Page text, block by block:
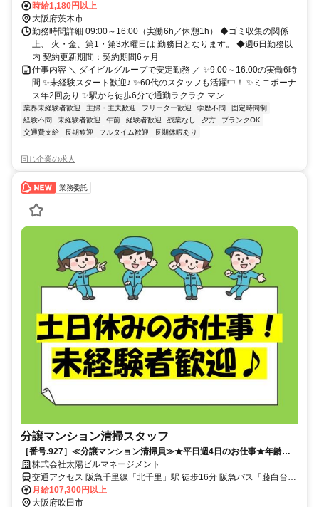
時給1,180円以上
大阪府茨木市
勤務時間詳細 09:00～16:00（実働6h／休憩1h） ◆ゴミ収集の関係
上、 火・金、第1・第3水曜日は 勤務日となります。 ◆週6日勤務以
内 契約更新期間：契約期間6ヶ月
仕事内容 ＼ ダイビルグループで安定勤務 ／ ✨9:00～16:00の実働6時
間 ✨未経験スタート歓迎♪ ✨60代のスタッフも活躍中！ ✨ミニボーナ
ス年2回あり ✨駅から徒歩6分で通勤ラクラク マン...
業界未経験者歓迎 主婦・主夫歓迎 フリーター歓迎 学歴不問
固定時間制
経験不問
未経験者歓迎 午前 経験者歓迎 残業なし 夕方
ブランクOK
交通費支給
長期歓迎 フルタイム歓迎 長期休暇あり
同じ企業の求人
業務委託
分譲マンション清掃スタッフ
［番号.927］≪分譲マンション清掃員≫★平日週4日のお仕事★年齢・
経験は不問です！
株式会社太陽ビルマネージメント
交通アクセス 阪急千里線「北千里」駅 徒歩16分 阪急バス「藤白台5
丁目」停 徒歩4分
月給107,300円以上
大阪府吹田市